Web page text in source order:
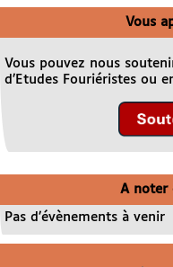
Vous
Vous pouvez nous
d’Etudes Fouriéristes ou
A noter
Pas d’évènements à venir